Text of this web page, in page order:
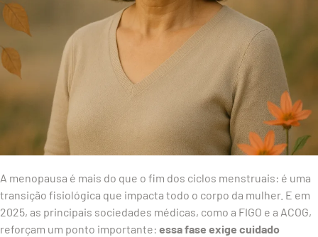
A menopausa é mais do que o fim dos ciclos menstruais: é uma
transição fisiológica que impacta todo o corpo da mulher. E em
2025, as principais sociedades médicas, como a FIGO e a ACOG,
reforçam um ponto importante: essa fase exige cuidado